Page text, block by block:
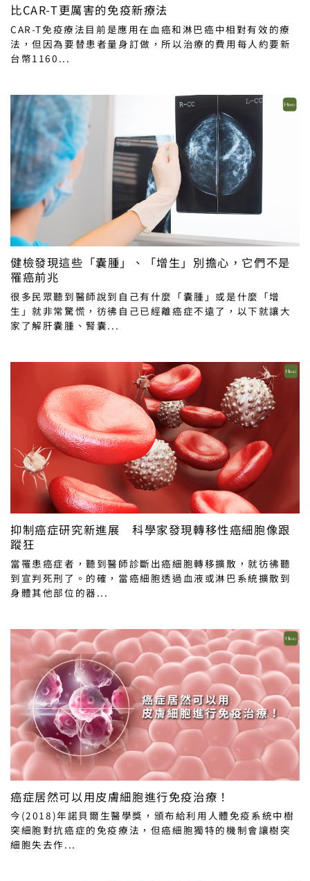
比CAR-T更厲害的免疫新療法
CAR-T免疫療法目前是應用在血癌和淋巴癌中相對有效的療
法，但因為要替患者量身訂做，所以治療的費用每人約要新
台幣1160...
健檢發現這些「囊腫」、「增生」別擔心，它們不是
罹癌前兆
很多民眾聽到醫師說到自己有什麼「囊腫」或是什麼「增
生」就非常驚慌，彷彿自己已經離癌症不遠了，以下就讓大
家了解肝囊腫、腎囊...
抑制癌症研究新進展 科學家發現轉移性癌細胞像跟
蹤狂
當罹患癌症者，聽到醫師診斷出癌細胞轉移擴散，就彷彿聽
到宣判死刑了。的確，當癌細胞透過血液或淋巴系統擴散到
身體其他部位的器...
癌症居然可以用皮膚細胞進行免疫治療！
今(2018)年諾貝爾生醫學獎，頒布給利用人體免疫系統中樹
突細胞對抗癌症的免疫療法，但癌細胞獨特的機制會讓樹突
細胞失去作...